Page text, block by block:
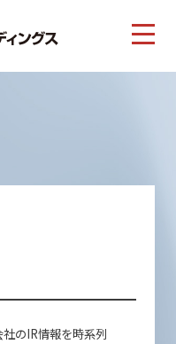
のIR情報を時系列